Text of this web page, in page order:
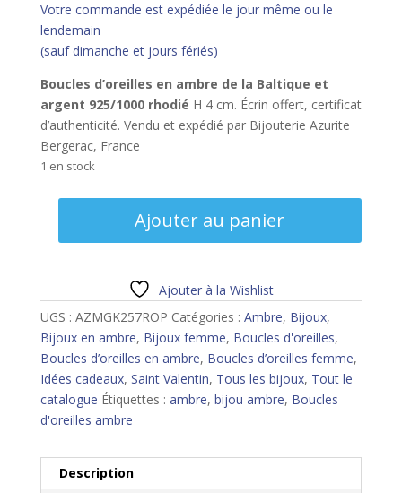
Votre commande est expédiée le jour même ou le
lendemain
(sauf dimanche et jours fériés)
Boucles d’oreilles en ambre de la Baltique et
argent 925/1000 rhodié H 4 cm. Écrin offert, certificat
d’authenticité. Vendu et expédié par Bijouterie Azurite
Bergerac, France
1 en stock
et
argent
rhodié
Ajouter au panier
Ajouter à la Wishlist
UGS : AZMGK257ROP Catégories : Ambre, Bijoux,
Bijoux en ambre, Bijoux femme, Boucles d'oreilles,
Boucles d’oreilles en ambre, Boucles d’oreilles femme,
Idées cadeaux, Saint Valentin, Tous les bijoux, Tout le
catalogue Étiquettes : ambre, bijou ambre, Boucles
d'oreilles ambre
Description